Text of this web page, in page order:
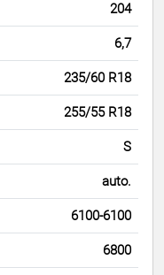
204
6,7
235/60 R18
255/55 R18
S
auto.
6100-6100
6800